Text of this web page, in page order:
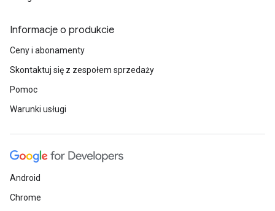
Informacje o produkcie
Ceny i abonamenty
Skontaktuj się z zespołem sprzedaży
Pomoc
Warunki usługi
Android
Chrome